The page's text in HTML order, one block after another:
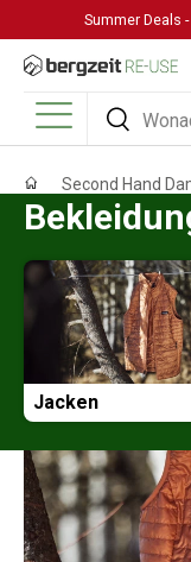
DIREKT ZUM
Summer Deals
Suchen
Menü
Second Hand
Jacken